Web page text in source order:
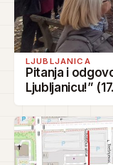
LJUBLJANICA
Pitanja i
Ljubljanicu!”